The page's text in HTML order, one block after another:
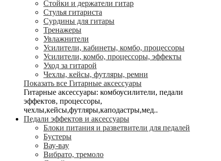
Стойки и держатели гитар
Стулья гитариста
Сурдины для гитары
Тренажеры
Увлажнители
Усилители, кабинеты, комбо, процессоры
Усилители, комбо, процессоры, эффекты
Уход за гитарой
Чехлы, кейсы, футляры, ремни
Показать все Гитарные аксессуары
Гитарные аксессуары: комбоусилители, педали
эффектов, процессоры,
чехлы,кейсы,футляры,каподастры,мед..
Педали эффектов и аксессуары
Блоки питания и разветвители для педалей
Бустеры
Вау-вау
Вибрато, тремоло